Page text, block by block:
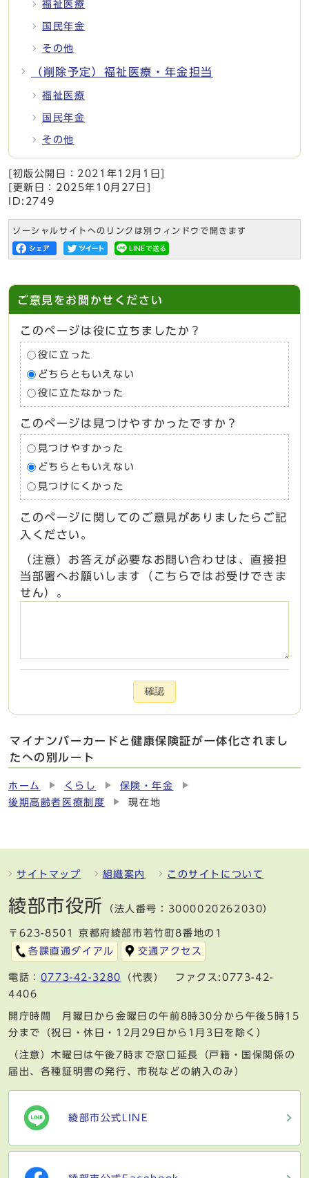
福祉医療
国民年金
その他
（削除予定）福祉医療・年金担当
福祉医療
国民年金
その他
[初版公開日： 2021年12月1日
[更新日： 2025年10月27日
ID:2749
ソーシャルサイトへのリンクは別ウィンドウで開きます
ご意見をお聞かせください
このページは役に立ちましたか？
役に立った
どちらともいえない
役に立たなかった
このページは見つけやすかったですか？
見つけやすかった
どちらともいえない
見つけにくかった
このページに関してのご意見がありましたらご記
入ください。
（注意）お答えが必要なお問い合わせは、直接担
当部署へお願いします（こちらではお受けできま
せん）。
確認
マイナンバーカードと健康保険証が一体化されまし
たへの別ルート
ホーム くらし
保険・年金
後期高齢者医療制度
現在地
サイトマップ 組織案内 このサイトについて
綾部市役所 （法人番号：3000020262030）
〒623-8501 京都府綾部市若竹町8番地の1
各課直通ダイアル
交通アクセス
電話： 0773-42-3280
（代表） ファクス:0773-42-
4406
開庁時間 月曜日から金曜日の午前8時30分から午後5時15
分まで（祝日・休日・12月29日から1月3日を除く）
（注意）木曜日は午後7時まで窓口延長（戸籍・国保関係の
届出、各種証明書の発行、市税などの納入のみ）
綾部市公式LINE